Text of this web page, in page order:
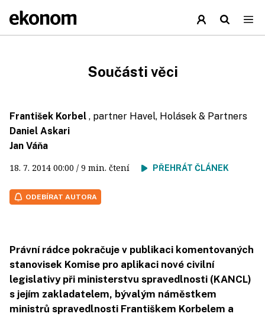
Součásti věci
František Korbel , partner Havel, Holásek & Partners
Daniel Askari
Jan Váňa
18. 7. 2014 00:00 / 9 min. čtení PŘEHRÁT ČLÁNEK
ODEBÍRAT AUTORA
Právní rádce pokračuje v publikaci komentovaných
stanovisek Komise pro aplikaci nové civilní
legislativy při ministerstvu spravedlnosti (KANCL)
s jejím zakladatelem, bývalým náměstkem
ministrů spravedlnosti Františkem Korbelem a